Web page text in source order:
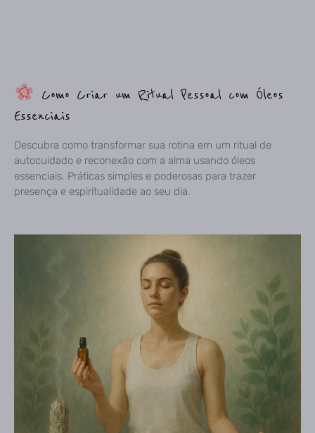
Como Criar um Ritual Pessoal com Óleos
Essenciais
Descubra como transformar sua rotina em um ritual de
autocuidado e reconexão com a alma usando óleos
essenciais. Práticas simples e poderosas para trazer
presença e espiritualidade ao seu dia.